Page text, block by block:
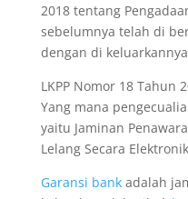
2018 tentang
sebelumnya telah di
dengan di
LKPP Nomor 18 Tahun
Yang mana
yaitu Jaminan
Lelang Secara
Garansi bankadalah